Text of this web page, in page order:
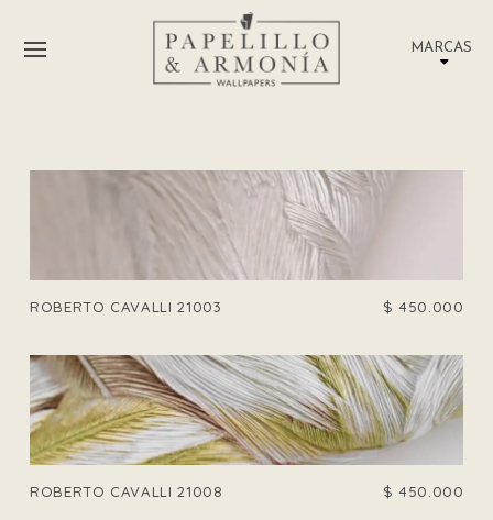
MARCAS
ROBERTO CAVALLI 21003 $ 450.000
ROBERTO CAVALLI 21008 $ 450.000